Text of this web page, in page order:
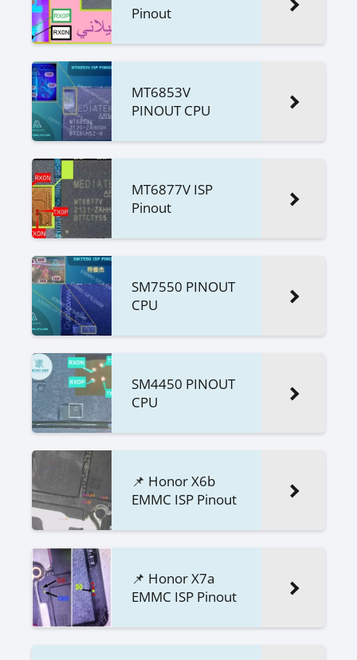
Pinout
MT6853V
PINOUT CPU
MT6877V ISP
Pinout
SM7550 PINOUT
CPU
SM4450 PINOUT
CPU
📌 Honor X6b
EMMC ISP Pinout
📌 Honor X7a
EMMC ISP Pinout